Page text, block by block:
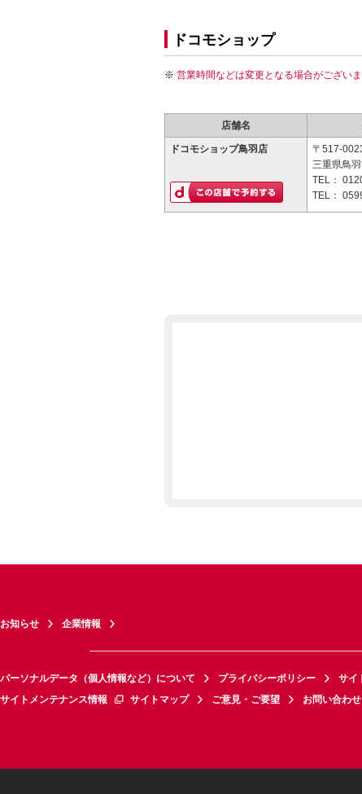
ドコモショップ
営業時間などは変更となる場合がござい
店舗名
ドコモショップ鳥羽店
〒517-
三重県鳥
TEL：
TEL：
お知らせ 企業情報
パーソナルデータ（個人情報など）について プライバシーポリシー サイ
サイトメンテナンス情報
サイトマップ ご意見・ご要望 お問い合わせ